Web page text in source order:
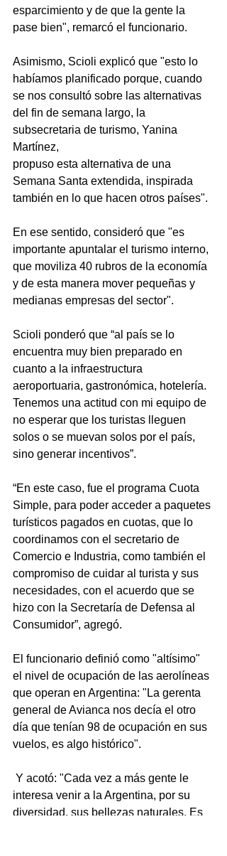
esparcimiento y de que la gente la
pase bien", remarcó el funcionario.
Asimismo, Scioli explicó que "esto lo
habíamos planificado porque, cuando
se nos consultó sobre las alternativas
del fin de semana largo, la
subsecretaria de turismo, Yanina
Martínez,
propuso esta alternativa de una
Semana Santa extendida, inspirada
también en lo que hacen otros países".
En ese sentido, consideró que "es
importante apuntalar el turismo interno,
que moviliza 40 rubros de la economía
y de esta manera mover pequeñas y
medianas empresas del sector".
Scioli ponderó que “al país se lo
encuentra muy bien preparado en
cuanto a la infraestructura
aeroportuaria, gastronómica, hotelería.
Tenemos una actitud con mi equipo de
no esperar que los turistas lleguen
solos o se muevan solos por el país,
sino generar incentivos”.
“En este caso, fue el programa Cuota
Simple, para poder acceder a paquetes
turísticos pagados en cuotas, que lo
coordinamos con el secretario de
Comercio e Industria, como también el
compromiso de cuidar al turista y sus
necesidades, con el acuerdo que se
hizo con la Secretaría de Defensa al
Consumidor”, agregó.
El funcionario definió como "altísimo"
el nivel de ocupación de las aerolíneas
que operan en Argentina: "La gerenta
general de Avianca nos decía el otro
día que tenían 98 de ocupación en sus
vuelos, es algo histórico".
interesa venir a la Argentina, por su
diversidad, sus bellezas naturales. Es